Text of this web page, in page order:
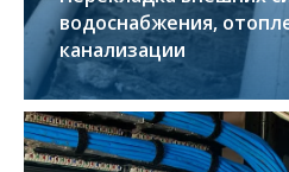
водоснабжения,
канализации